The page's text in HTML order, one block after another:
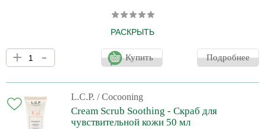
РАСКРЫТЬ
Мягкая и обволакивающая кремовая маска для моментального
антистрессового эффекта.
+ - Купить Подробнее
L.C.P. / Cocooning
Cream Scrub Soothing - Скраб для
чувствительной кожи 50 мл